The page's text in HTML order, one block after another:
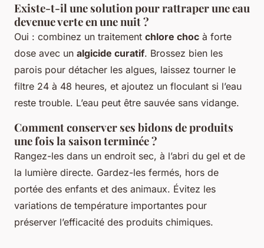
Existe-t-il une solution pour rattraper une eau
devenue verte en une nuit ?
Oui : combinez un traitement chlore choc à forte
dose avec un algicide curatif. Brossez bien les
parois pour détacher les algues, laissez tourner le
filtre 24 à 48 heures, et ajoutez un floculant si l’eau
reste trouble. L’eau peut être sauvée sans vidange.
Comment conserver ses bidons de produits
une fois la saison terminée ?
Rangez-les dans un endroit sec, à l’abri du gel et de
la lumière directe. Gardez-les fermés, hors de
portée des enfants et des animaux. Évitez les
variations de température importantes pour
préserver l’efficacité des produits chimiques.